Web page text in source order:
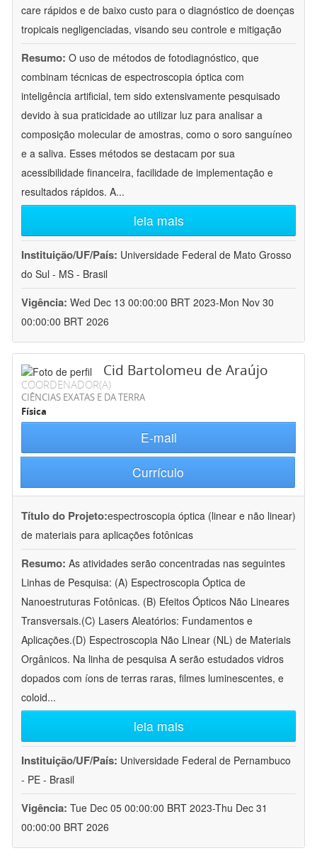
care rápidos e de baixo custo para o diagnóstico de doenças
tropicais negligenciadas, visando seu controle e mitigação
Resumo: O uso de métodos de fotodiagnóstico, que
combinam técnicas de espectroscopia óptica com
inteligência artificial, tem sido extensivamente pesquisado
devido à sua praticidade ao utilizar luz para analisar a
composição molecular de amostras, como o soro sanguíneo
e a saliva. Esses métodos se destacam por sua
acessibilidade financeira, facilidade de implementação e
resultados rápidos. A...
leia mais
Instituição/UF/País: Universidade Federal de Mato Grosso
do Sul - MS - Brasil
Vigência: Wed Dec 13 00:00:00 BRT 2023-Mon Nov 30
00:00:00 BRT 2026
Cid Bartolomeu de Araújo
COORDENADOR(A)
CIÊNCIAS EXATAS E DA TERRA
Física
E-mail
Currículo
Título do Projeto:espectroscopia óptica (linear e não linear)
de materiais para aplicações fotônicas
Resumo: As atividades serão concentradas nas seguintes
Linhas de Pesquisa: (A) Espectroscopia Óptica de
Nanoestruturas Fotônicas. (B) Efeitos Ópticos Não Lineares
Transversais.(C) Lasers Aleatórios: Fundamentos e
Aplicações.(D) Espectroscopia Não Linear (NL) de Materiais
Orgânicos. Na linha de pesquisa A serão estudados vidros
dopados com íons de terras raras, filmes luminescentes, e
coloid...
leia mais
Instituição/UF/País: Universidade Federal de Pernambuco
- PE - Brasil
Vigência: Tue Dec 05 00:00:00 BRT 2023-Thu Dec 31
00:00:00 BRT 2026